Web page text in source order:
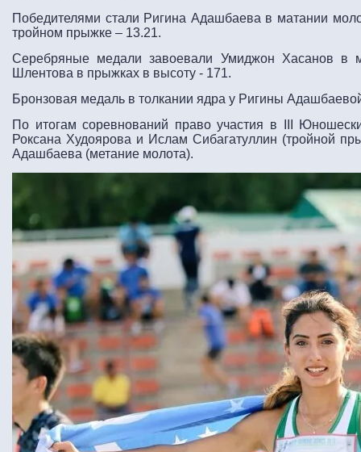
Победителями стали Ригина Адашбаева в матании
тройном прыжке – 13.21.
Серебряные медали завоевали Умиджон Хасанов в
Шлентова в прыжках в высоту - 171.
Бронзовая медаль в толкании ядра у Ригины
По итогам соревнований право участия в III
Роксана Худоярова и Ислам Сибагатуллин (тройной
Адашбаева (метание молота).